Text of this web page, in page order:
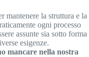
mantenere la struttura e la
ogni processo
assunte sia sotto forma
esigenze.
mancare nella nostra